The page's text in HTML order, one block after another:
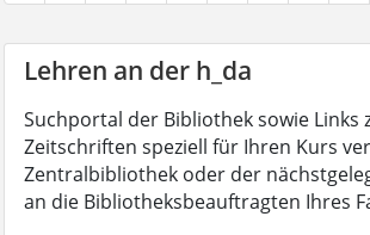
Lehren an der h_da
Suchportal der Bibliothek sowie Links
Zeitschriften speziell für Ihren Kurs
Zentralbibliothek oder der
an die Bibliotheksbeauftragten Ihres